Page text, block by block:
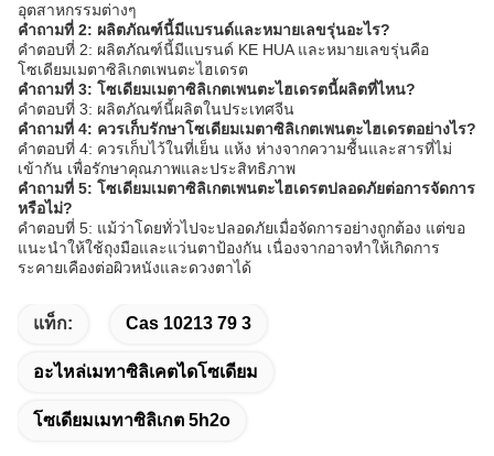
อุตสาหกรรมต่างๆ
คำถามที่ 2: ผลิตภัณฑ์นี้มีแบรนด์และหมายเลขรุ่นอะไร?
คำตอบที่ 2: ผลิตภัณฑ์นี้มีแบรนด์ KE HUA และหมายเลขรุ่นคือ
โซเดียมเมตาซิลิเกตเพนตะไฮเดรต
คำถามที่ 3: โซเดียมเมตาซิลิเกตเพนตะไฮเดรตนี้ผลิตที่ไหน?
คำตอบที่ 3: ผลิตภัณฑ์นี้ผลิตในประเทศจีน
คำถามที่ 4: ควรเก็บรักษาโซเดียมเมตาซิลิเกตเพนตะไฮเดรตอย่างไร?
คำตอบที่ 4: ควรเก็บไว้ในที่เย็น แห้ง ห่างจากความชื้นและสารที่ไม่
เข้ากัน เพื่อรักษาคุณภาพและประสิทธิภาพ
คำถามที่ 5: โซเดียมเมตาซิลิเกตเพนตะไฮเดรตปลอดภัยต่อการจัดการ
หรือไม่?
คำตอบที่ 5: แม้ว่าโดยทั่วไปจะปลอดภัยเมื่อจัดการอย่างถูกต้อง แต่ขอ
แนะนำให้ใช้ถุงมือและแว่นตาป้องกัน เนื่องจากอาจทำให้เกิดการ
ระคายเคืองต่อผิวหนังและดวงตาได้
แท็ก: Cas 10213 79 3
อะไหล่เมทาซิลิเคตไดโซเดียม
โซเดียมเมทาซิลิเกต 5h2o